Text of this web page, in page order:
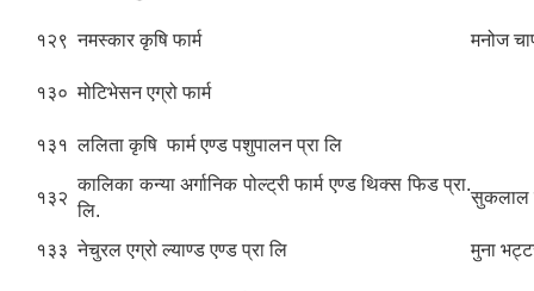
१२९ नमस्कार कृषि फार्म मनोज
१३० मोटिभेसन एग्रो फार्म
१३१ ललिता कृषि फार्म एण्ड पशुपालन प्रा लि
१३२
कालिका कन्या अर्गानिक पोल्ट्री फार्म एण्ड थिक्स फिड प्रा.
लि.
सुकलाल
१३३ नेचुरल एग्रो ल्याण्ड एण्ड प्रा लि मुना